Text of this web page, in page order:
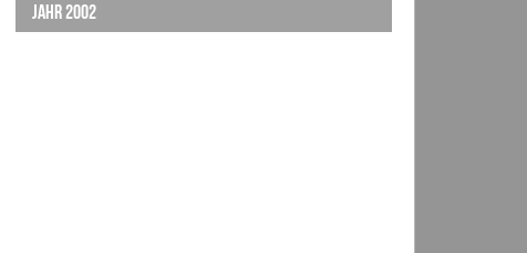
Jahr 2002